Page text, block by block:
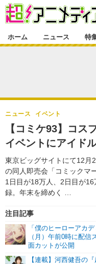
ゲーム・アプリ
グッズ
声優
舞台
特集一覧
ラキりす
連載マンガ
連載マンガ一覧
番組・動画
番組・動画一覧
動画
連載・ブログ
連載・ブログ一覧
編集部ブログ・お知らせ
ホーム ニュース 特
【コミケ93】コス
イベントにアイド
東京ビッグサイトにて12月
の同人即売会「コミックマ
1日目が18万人、2日目が
録。年末を締めく …
ニュース イベント
注目記事
「僕のヒーローアカ
（月）午前0時に配
面カットが公開
【連載】河西健吾の